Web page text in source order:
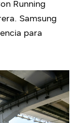
Running
Samsung
para